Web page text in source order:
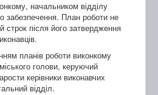
начальником відділу
забезпечення. План роботи не
строк після його затвердження
планів роботи виконкому
голови, керуючий
керівники виконавчих
відділ.